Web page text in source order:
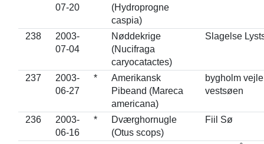
07-20
(Hydroprogne
caspia)
238
2003-
07-04
Nøddekrige
(Nucifraga
caryocatactes)
Slagelse
237
2003-
06-27
*
Amerikansk
Pibeand (Mareca
americana)
bygholm
vestsøen
236
2003-
06-16
*
Dværghornugle
(Otus scops)
Fiil Sø